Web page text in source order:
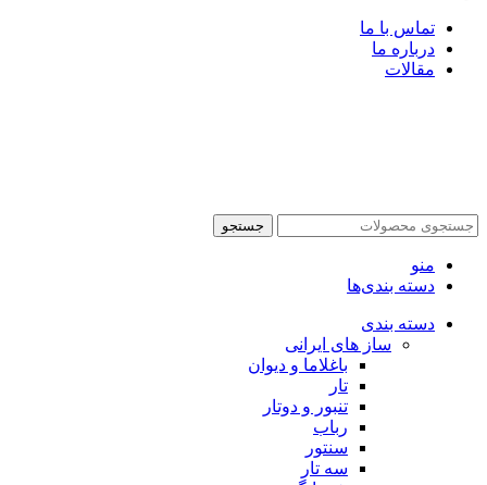
تماس با ما
درباره ما
مقالات
جستجو
منو
دسته بندی‌ها
دسته بندی
ساز های ایرانی
باغلاما و دیوان
تار
تنبور و دوتار
رباب
سنتور
سه تار